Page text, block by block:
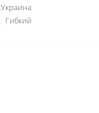
Украина
Гибкий